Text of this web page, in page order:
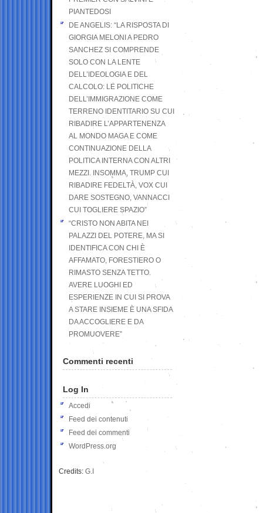
PIANTEDOSI
DE ANGELIS: “LA RISPOSTA DI
GIORGIA MELONI A PEDRO
SANCHEZ SI COMPRENDE
SOLO CON LA LENTE
DELL’IDEOLOGIA E DEL
CALCOLO: LE POLITICHE
DELL’IMMIGRAZIONE COME
TERRENO IDENTITARIO SU CUI
RIBADIRE L’APPARTENENZA
AL MONDO MAGA E COME
CONTINUAZIONE DELLA
POLITICA INTERNA CON ALTRI
MEZZI. INSOMMA, TRUMP CUI
RIBADIRE FEDELTÀ, VOX CUI
DARE SOSTEGNO, VANNACCI
CUI TOGLIERE SPAZIO”
“CRISTO NON ABITA NEI
PALAZZI DEL POTERE, MA SI
IDENTIFICA CON CHI È
AFFAMATO, FORESTIERO O
RIMASTO SENZA TETTO.
AVERE LUOGHI ED
ESPERIENZE IN CUI SI PROVA
A STARE INSIEME È UNA SFIDA
DA ACCOGLIERE E DA
PROMUOVERE”
Commenti recenti
Log In
Accedi
Feed dei contenuti
Feed dei commenti
WordPress.org
Credits: G.I